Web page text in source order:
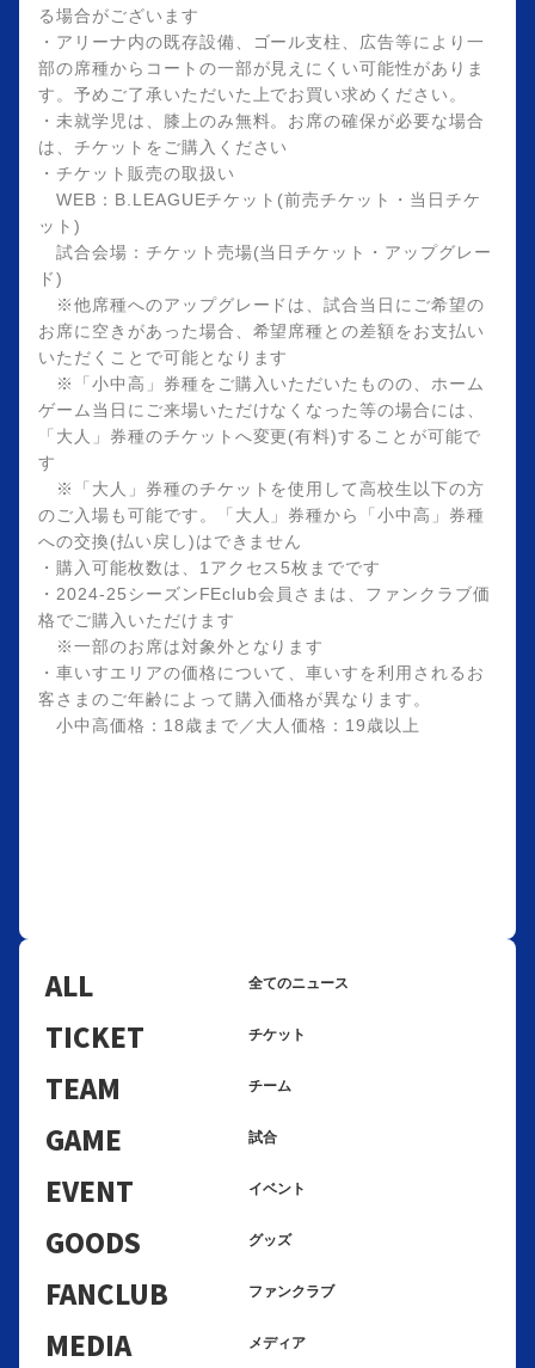
る場合がございます
・アリーナ内の既存設備、ゴール支柱、広告等により一
部の席種からコートの一部が見えにくい可能性がありま
す。予めご了承いただいた上でお買い求めください。
・未就学児は、膝上のみ無料。お席の確保が必要な場合
は、チケットをご購入ください
・チケット販売の取扱い
WEB：B.LEAGUEチケット(前売チケット・当日チケ
ット)
試合会場：チケット売場(当日チケット・アップグレー
ド)
※他席種へのアップグレードは、試合当日にご希望の
お席に空きがあった場合、希望席種との差額をお支払い
いただくことで可能となります
※「小中高」券種をご購入いただいたものの、ホーム
ゲーム当日にご来場いただけなくなった等の場合には、
「大人」券種のチケットへ変更(有料)することが可能で
す
※「大人」券種のチケットを使用して高校生以下の方
のご入場も可能です。「大人」券種から「小中高」券種
への交換(払い戻し)はできません
・購入可能枚数は、1アクセス5枚までです
・2024-25シーズンFEclub会員さまは、ファンクラブ価
格でご購入いただけます
※一部のお席は対象外となります
・車いすエリアの価格について、車いすを利用されるお
客さまのご年齢によって購入価格が異なります。
小中高価格：18歳まで／大人価格：19歳以上
ALL 全てのニュース
TICKET チケット
TEAM チーム
GAME 試合
EVENT イベント
GOODS グッズ
FANCLUB ファンクラブ
MEDIA メディア